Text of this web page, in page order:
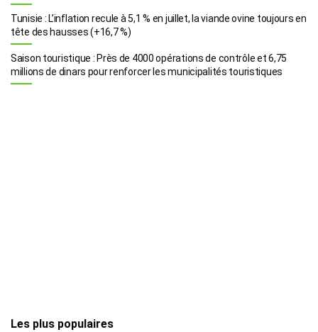
Tunisie : L’inflation recule à 5,1 % en juillet, la viande ovine toujours en
tête des hausses (+16,7 %)
Saison touristique : Près de 4000 opérations de contrôle et 6,75
millions de dinars pour renforcer les municipalités touristiques
Les plus populaires